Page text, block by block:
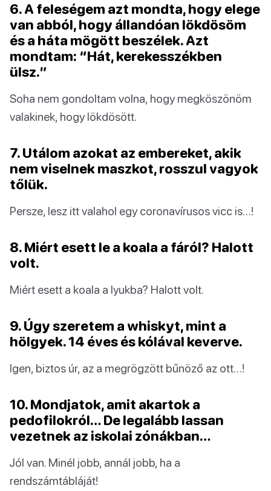
6. A feleségem azt mondta, hogy elege
van abból, hogy állandóan lökdösöm
és a háta mögött beszélek. Azt
mondtam: “Hát, kerekesszékben
ülsz.”
Soha nem gondoltam volna, hogy megköszönöm
valakinek, hogy lökdösött.
7. Utálom azokat az embereket, akik
nem viselnek maszkot, rosszul vagyok
tőlük.
Persze, lesz itt valahol egy coronavírusos vicc is…!
8. Miért esett le a koala a fáról? Halott
volt.
Miért esett a koala a lyukba? Halott volt.
9. Úgy szeretem a whiskyt, mint a
hölgyek. 14 éves és kólával keverve.
Igen, biztos úr, az a megrögzött bűnöző az ott…!
10. Mondjatok, amit akartok a
pedofilokról… De legalább lassan
vezetnek az iskolai zónákban…
Jól van. Minél jobb, annál jobb, ha a
rendszámtábláját!